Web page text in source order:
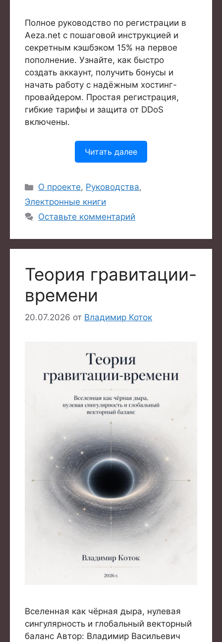
Полное руководство по регистрации в
Aeza.net с пошаговой инструкцией и
секретным кэшбэком 15% на первое
пополнение. Узнайте, как быстро
создать аккаунт, получить бонусы и
начать работу с надёжным хостинг-
провайдером. Простая регистрация,
гибкие тарифы и защита от DDoS
включены.
Читать далее
Рубрики
О проекте, Руководства,
Электронные книги
Оставьте комментарий
Теория гравитации-
времени
20.07.2026 от Владимир Коток
Вселенная как чёрная дыра, нулевая
сингулярность и глобальный векторный
баланс Автор: Владимир Васильевич